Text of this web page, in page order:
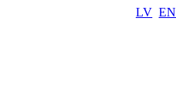
LV EN